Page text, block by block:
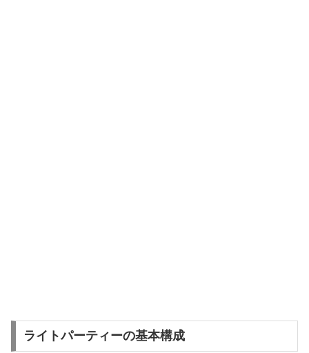
ライトパーティーの基本構成